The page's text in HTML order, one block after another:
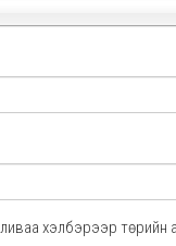
хэлбэрээр төрийн